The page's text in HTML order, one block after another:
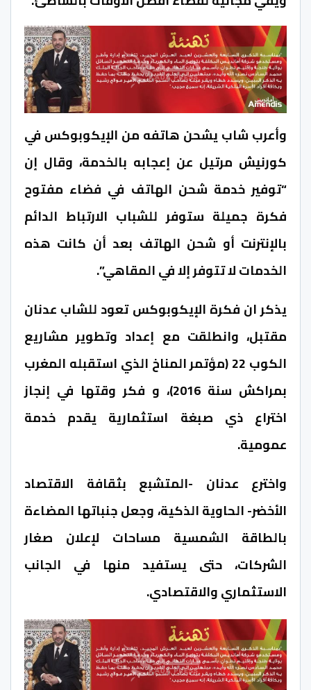
وأعرب شاب يشحن هاتفه من الإيكوبوكس في
كورنيش مرتيل عن إعجابه بالخدمة، وقال إن
“توفير خدمة شحن الهاتف في فضاء مفتوح
فكرة جميلة ستوفر للشباب الارتباط الدائم
بالإنترنت أو شحن الهاتف بعد أن كانت هذه
الخدمات لا تتوفر إلا في المقاهي”.
يذكر ان فكرة الإيكوبوكس تعود للشاب عدنان
مقتبل، وانطلقت مع إعداد وتطوير مشاريع
الكوب 22 (مؤتمر المناخ الذي استقبله المغرب
بمراكش سنة 2016)، و فكر وقتها في إنجاز
اختراع ذي صبغة استثمارية يقدم خدمة
عمومية.
واخترع عدنان -المتشبع بثقافة الاقتصاد
الأخضر- الحاوية الذكية، وجعل جنباتها المضاءة
بالطاقة الشمسية مساحات لإعلان صغار
الشركات، حتى يستفيد منها في الجانب
الاستثماري والاقتصادي.